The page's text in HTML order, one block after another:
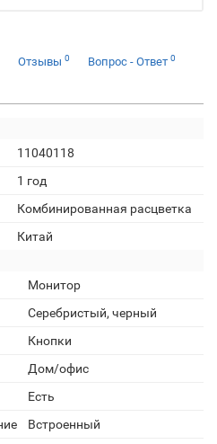
Отзывы 0 Вопрос - Ответ 0
11040118
1 год
Комбинированная расцветка
Китай
Монитор
Серебристый, черный
Кнопки
Дом/офис
Есть
Встроенный